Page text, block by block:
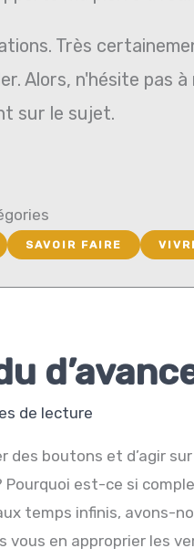
Très
Alors, n'hésite pas
sur le sujet.
SAVOIR FAIRE
de lecture
des boutons et d’agir
est-ce si
temps infinis, avons-
vous en approprier les